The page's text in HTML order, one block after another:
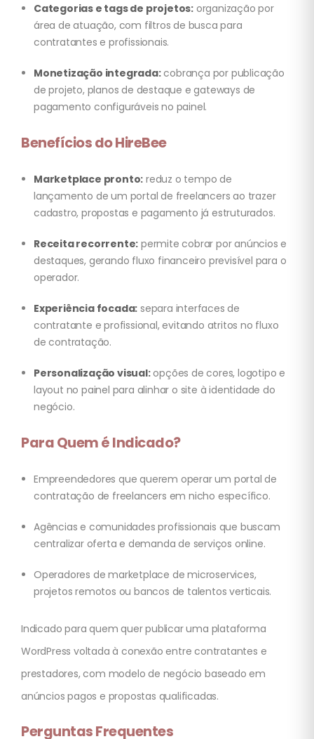
Categorias e tags de projetos: organização por
área de atuação, com filtros de busca para
contratantes e profissionais.
Monetização integrada:cobrança por publicação
de projeto, planos de destaque e gateways de
pagamento configuráveis no painel.
Benefícios do HireBee
Marketplace pronto: reduz o tempo de
lançamento de um portal de freelancers ao trazer
cadastro, propostas e pagamento já estruturados.
Receita recorrente: permite cobrar por anúncios e
destaques, gerando fluxo financeiro previsível para o
operador.
Experiência focada: separa interfaces de
contratante e profissional, evitando atritos no fluxo
de contratação.
Personalização visual:opções de cores, logotipo e
layout no painel para alinhar o site à identidade do
negócio.
Para Quem é Indicado?
Empreendedores que querem operar um portal de
contratação de freelancers em nicho específico.
Agências e comunidades profissionais que buscam
centralizar oferta e demanda de serviços online.
Operadores de marketplace de microservices,
projetos remotos ou bancos de talentos verticais.
Indicado para quem quer publicar uma plataforma
WordPress voltada à conexão entre contratantes e
prestadores, com modelo de negócio baseado em
anúncios pagos e propostas qualificadas.
Perguntas Frequentes